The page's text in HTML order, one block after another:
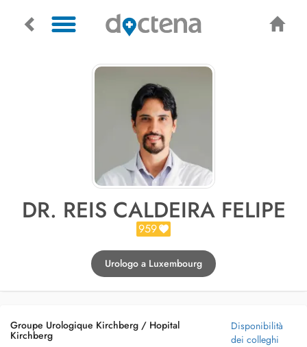
DR. REIS CALDEIRA FELIPE
959
Urologo a Luxembourg
Groupe Urologique Kirchberg / Hopital
Kirchberg
Disponibilità
dei colleghi